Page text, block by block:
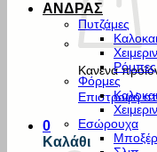
Κανένα
Επιστροφή
0
Καλάθι
ΑΝΔΡΑΣ
Πυτζάμες
Ρόμπες
Φόρμες
Εσώρουχα
Μποξέρ